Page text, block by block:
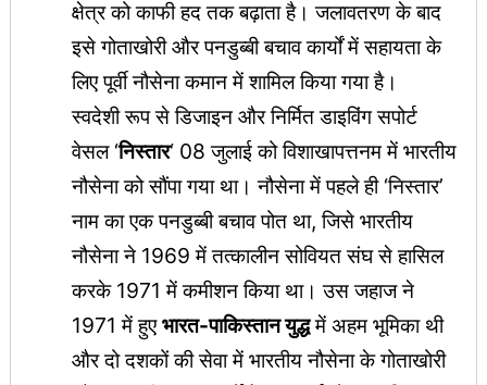
क्षेत्र को काफी हद तक बढ़ाता है। जलावतरण के बाद
इसे गोताखोरी और पनडुब्बी बचाव कार्यों में सहायता के
लिए पूर्वी नौसेना कमान में शामिल किया गया है।
स्वदेशी रूप से डिजाइन और निर्मित डाइविंग सपोर्ट
वेसल ‘निस्तार‘ 08 जुलाई को विशाखापत्तनम में भारतीय
नौसेना को सौंपा गया था। नौसेना में पहले ही ‘निस्तार’
नाम का एक पनडुब्बी बचाव पोत था, जिसे भारतीय
नौसेना ने 1969 में तत्कालीन सोवियत संघ से हासिल
करके 1971 में कमीशन किया था। उस जहाज ने
1971 में हुएभारत-पाकिस्तान युद्धमें अहम भूमिका थी
और दो दशकों की सेवा में भारतीय नौसेना के गोताखोरी